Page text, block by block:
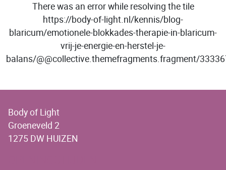
There was an error while resolving the tile
https://body-of-light.nl/kennis/blog-
blaricum/emotionele-blokkades-therapie-in-blaricum-
vrij-je-energie-en-herstel-je-
balans/@@collective.themefragments.fragment/
Body of Light
Groeneveld 2
1275 DW HUIZEN